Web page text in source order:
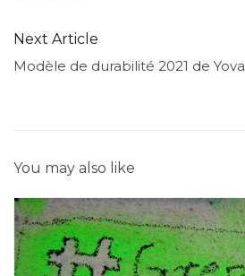
Next Article
Modèle de durabilité 2021 de Yova
You may also like